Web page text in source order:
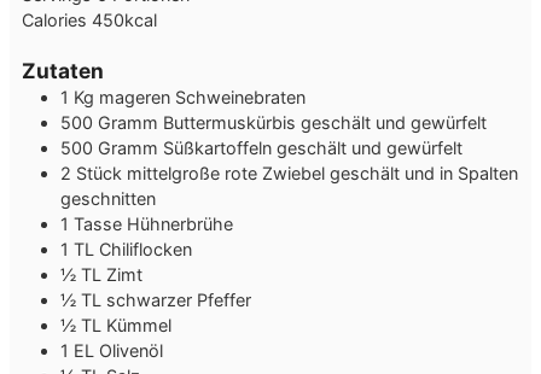
Calories 450kcal
Zutaten
1 Kg mageren Schweinebraten
500 Gramm Buttermuskürbis geschält und gewürfelt
500 Gramm Süßkartoffeln geschält und gewürfelt
2 Stück mittelgroße rote Zwiebel geschält und in Spalten
geschnitten
1 Tasse Hühnerbrühe
1 TL Chiliflocken
½ TL Zimt
½ TL schwarzer Pfeffer
½ TL Kümmel
1 EL Olivenöl